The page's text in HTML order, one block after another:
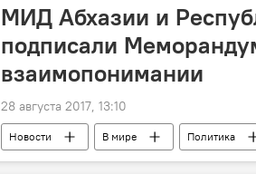
МИД Абхазии и
подписали
взаимопонимании
28 августа 2017, 13:10
Новости В мире Политика